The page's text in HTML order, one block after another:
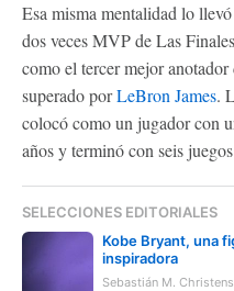
Esa misma mentalidad lo
dos veces MVP de Las
como el tercer mejor
superado porLeBron James.
colocó como un jugador con
años y terminó con seis
SELECCIONES EDITORIALES
Kobe Bryant, una
inspiradora
Sebastián M.